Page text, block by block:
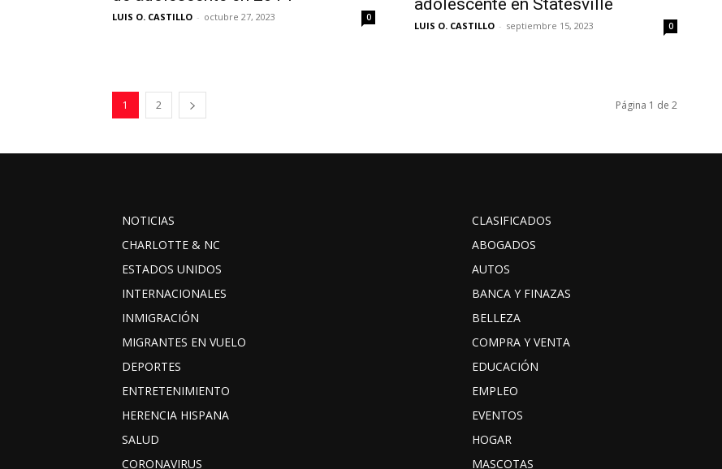
LUIS O. CASTILLO - octubre 27, 2023 0
adolescente en Statesville
LUIS O. CASTILLO - septiembre 15, 2023 0
1 2 Página 1 de 2
NOTICIAS
CHARLOTTE & NC
ESTADOS UNIDOS
INTERNACIONALES
INMIGRACIÓN
MIGRANTES EN VUELO
DEPORTES
ENTRETENIMIENTO
HERENCIA HISPANA
SALUD
CORONAVIRUS
CLASIFICADOS
ABOGADOS
AUTOS
BANCA Y FINAZAS
BELLEZA
COMPRA Y VENTA
EDUCACIÓN
EMPLEO
EVENTOS
HOGAR
MASCOTAS